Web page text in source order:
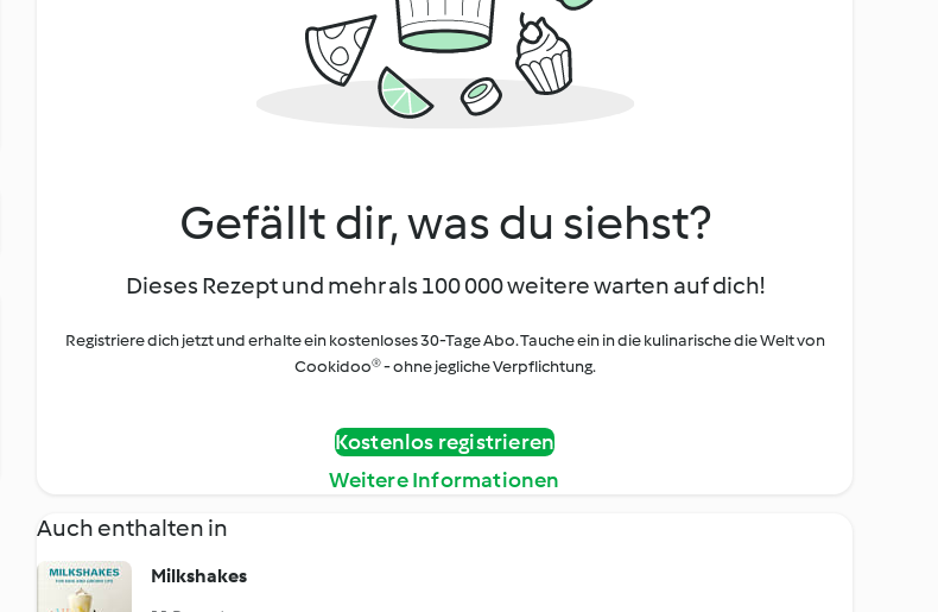
Gefällt dir, was du siehst?
Dieses Rezept und mehr als 100 000 weitere warten auf dich!
Registriere dich jetzt und erhalte ein kostenloses 30-Tage Abo. Tauche ein in die kulinarische die Welt von
Cookidoo® - ohne jegliche Verpflichtung.
Kostenlos registrieren
Weitere Informationen
Auch enthalten in
Milkshakes